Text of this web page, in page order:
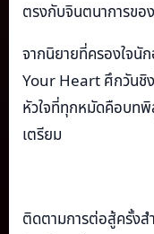
ตรงกับจินตนาการขอ
จากนิยายที่ครองใจนั
Your Heart ศึกวันชิ
หัวใจที่ทุกหมัดคือบทพิ
เตรียม
ติดตามการต่อสู้ครั้ง